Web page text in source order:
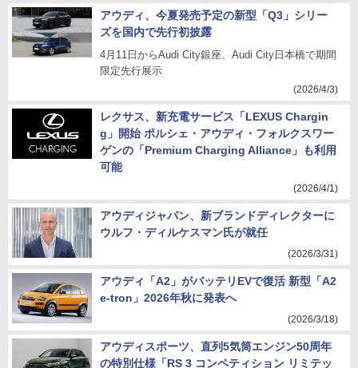
アウディ、今夏発売予定の新型「Q3」シリー
ズを国内で先行初披露
4月11日からAudi City銀座、Audi City日本橋で期間
限定先行展示
(2026/4/3)
レクサス、新充電サービス「LEXUS Chargin
g」開始 ポルシェ・アウディ・フォルクスワー
ゲンの「Premium Charging Alliance」も利用
可能
(2026/4/1)
アウディジャパン、新ブランドディレクターに
ウルフ・ディルケスマン氏が就任
(2026/3/31)
アウディ「A2」がバッテリEVで復活 新型「A2
e-tron」2026年秋に発表へ
(2026/3/18)
アウディスポーツ、直列5気筒エンジン50周年
の特別仕様「RS 3 コンペティション リミテッ